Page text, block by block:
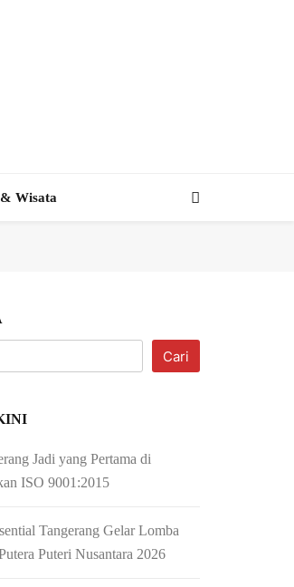
Wisata
Cari
Jadi yang Pertama di
ISO 9001:2015
Tangerang Gelar Lomba
Puteri Nusantara 2026